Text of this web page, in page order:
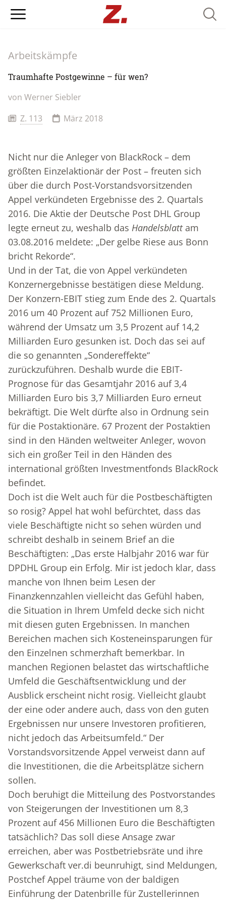
Arbeitskämpfe
Traumhafte Postgewinne – für wen?
von Werner Siebler
Z. 113
März 2018
Nicht nur die Anleger von BlackRock – dem
größten Einzelaktionär der Post – freuten sich
über die durch Post-Vorstandsvorsitzenden
Appel verkündeten Ergebnisse des 2. Quartals
2016. Die Aktie der Deutsche Post DHL Group
legte erneut zu, weshalb das Handelsblattam
03.08.2016 meldete: „Der gelbe Riese aus Bonn
bricht Rekorde“.
Und in der Tat, die von Appel verkündeten
Konzernergebnisse bestätigen diese Meldung.
Der Konzern-EBIT stieg zum Ende des 2. Quartals
2016 um 40 Prozent auf 752 Millionen Euro,
während der Umsatz um 3,5 Prozent auf 14,2
Milliarden Euro gesunken ist. Doch das sei auf
die so genannten „Sondereffekte“
zurückzuführen. Deshalb wurde die EBIT-
Prognose für das Gesamtjahr 2016 auf 3,4
Milliarden Euro bis 3,7 Milliarden Euro erneut
bekräftigt. Die Welt dürfte also in Ordnung sein
für die Postaktionäre. 67 Prozent der Postaktien
sind in den Händen weltweiter Anleger, wovon
sich ein großer Teil in den Händen des
international größten Investmentfonds BlackRock
befindet.
Doch ist die Welt auch für die Postbeschäftigten
so rosig? Appel hat wohl befürchtet, dass das
viele Beschäftigte nicht so sehen würden und
schreibt deshalb in seinem Brief an die
Beschäftigten: „Das erste Halbjahr 2016 war für
DPDHL Group ein Erfolg. Mir ist jedoch klar, dass
manche von Ihnen beim Lesen der
Finanzkennzahlen vielleicht das Gefühl haben,
die Situation in Ihrem Umfeld decke sich nicht
mit diesen guten Ergebnissen. In manchen
Bereichen machen sich Kosteneinsparungen für
den Einzelnen schmerzhaft bemerkbar. In
manchen Regionen belastet das wirtschaftliche
Umfeld die Geschäftsentwicklung und der
Ausblick erscheint nicht rosig. Vielleicht glaubt
der eine oder andere auch, dass von den guten
Ergebnissen nur unsere Investoren profitieren,
nicht jedoch das Arbeitsumfeld.“ Der
Vorstandsvorsitzende Appel verweist dann auf
die Investitionen, die die Arbeitsplätze sichern
sollen.
Doch beruhigt die Mitteilung des Postvorstandes
von Steigerungen der Investitionen um 8,3
Prozent auf 456 Millionen Euro die Beschäftigten
tatsächlich? Das soll diese Ansage zwar
erreichen, aber was Postbetriebsräte und ihre
Gewerkschaft ver.di beunruhigt, sind Meldungen,
Postchef Appel träume von der baldigen
Einführung der Datenbrille für Zustellerinnen